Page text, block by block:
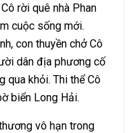
rời quê nhà Phan
cuộc sống mới.
con thuyền chở Cô
dân địa phương cố
qua khỏi. Thi thể Cô
biển Long Hải.
vô hạn trong